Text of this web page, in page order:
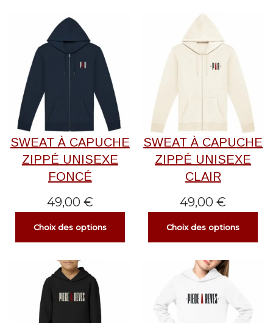
SWEAT À CAPUCHE
ZIPPÉ UNISEXE
FONCÉ
49,00 €
Choix des options
SWEAT À CAPUCHE
ZIPPÉ UNISEXE
CLAIR
49,00€
Choix des options